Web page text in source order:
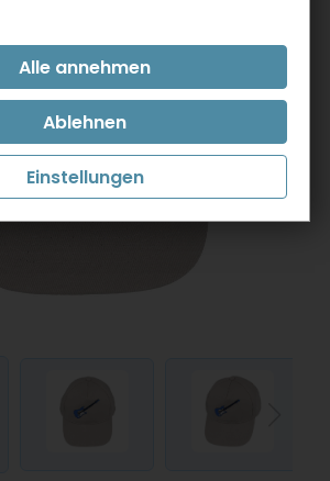
Einstellungen